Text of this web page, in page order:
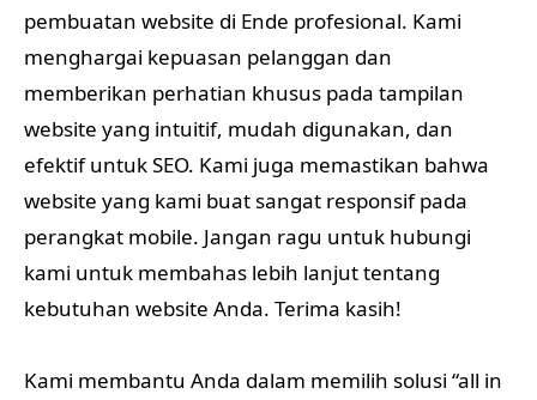
pembuatan website di Ende profesional. Kami
menghargai kepuasan pelanggan dan
memberikan perhatian khusus pada tampilan
website yang intuitif, mudah digunakan, dan
efektif untuk SEO. Kami juga memastikan bahwa
website yang kami buat sangat responsif pada
perangkat mobile. Jangan ragu untuk hubungi
kami untuk membahas lebih lanjut tentang
kebutuhan website Anda. Terima kasih!
Kami membantu Anda dalam memilih solusi “all in